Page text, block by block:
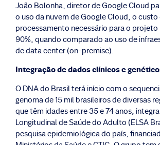
João Bolonha, diretor de Google Cloud
o uso da nuvem de Google Cloud, o custo
processamento necessário para o projeto
90%, quando comparado ao uso de
de data center (on-premise).
Integração de dados clínicos e
O DNA do Brasil terá início com o
genoma de 15 mil brasileiros de diversas
que têm idades entre 35 e 74 anos,
Longitudinal de Saúde do Adulto (ELSA
pesquisa epidemiológica do país,